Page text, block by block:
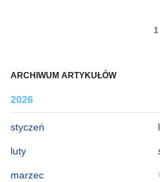
ARCHIWUM ARTYKUŁÓW
2026
styczeń
luty
marzec
1